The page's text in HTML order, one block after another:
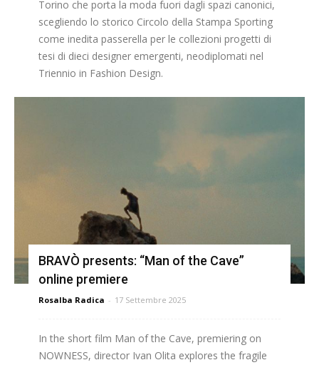
Torino che porta la moda fuori dagli spazi canonici,
scegliendo lo storico Circolo della Stampa Sporting
come inedita passerella per le collezioni progetti di
tesi di dieci designer emergenti, neodiplomati nel
Triennio in Fashion Design.
BRAVÒ presents: “Man of the Cave”
online premiere
Rosalba Radica - 17 Settembre 2025
In the short film Man of the Cave, premiering on
NOWNESS, director Ivan Olita explores the fragile